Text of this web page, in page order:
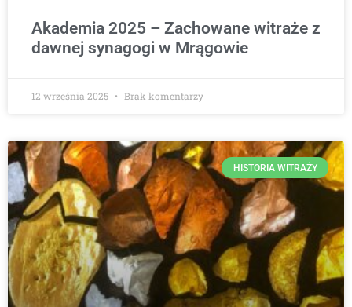
Akademia 2025 – Zachowane witraże z
dawnej synagogi w Mrągowie
12 września 2025 Brak komentarzy
HISTORIA WITRAŻY